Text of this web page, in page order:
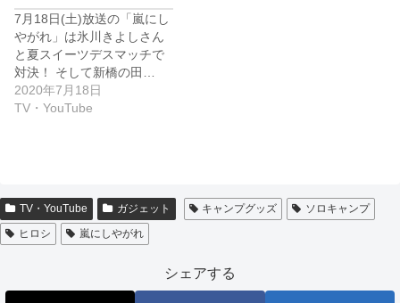
7月18日(土)放送の「嵐にし
やがれ」は氷川きよしさん
と夏スイーツデスマッチで
対決！ そして新橋の田…
2020年7月18日
TV・YouTube
TV・YouTube ガジェット キャンプグッズ
ソロキャンプ
ヒロシ
嵐にしやがれ
シェアする